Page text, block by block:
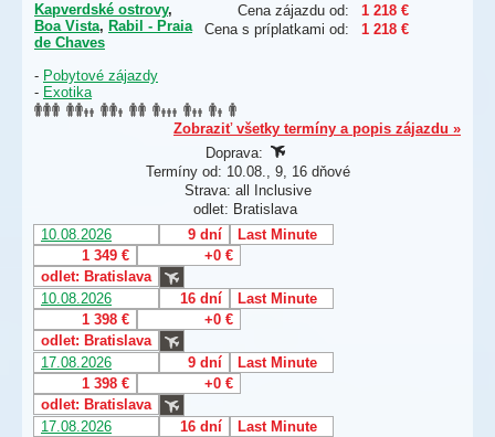
Cena zájazdu od:
1 218 €
Cena s príplatkami od:
1 218 €
Kapverdské ostrovy,
Boa Vista, Rabil - Praia
de Chaves
- Pobytové zájazdy
- Exotika
Zobraziť všetky termíny a popis zájazdu »
Doprava:
Termíny od: 10.08., 9, 16 dňové
Strava: all Inclusive
odlet: Bratislava
10.08.2026
9 dní
Last Minute
1 349 €
+0 €
odlet: Bratislava
10.08.2026
16 dní
Last Minute
1 398 €
+0 €
odlet: Bratislava
17.08.2026
9 dní
Last Minute
1 398 €
+0 €
odlet: Bratislava
17.08.2026
16 dní
Last Minute